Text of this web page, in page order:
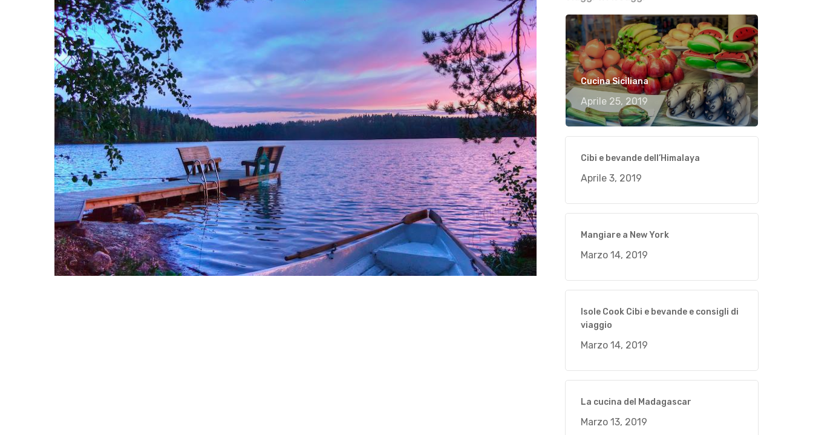
Hit enter to search or ESC to close
Cucina Siciliana
Aprile 25, 2019
Cibi e bevande dell’Himalaya
Aprile 3, 2019
Mangiare a New York
Marzo 14, 2019
Isole Cook Cibi e bevande e consigli di
viaggio
Marzo 14, 2019
La cucina del Madagascar
Marzo 13, 2019